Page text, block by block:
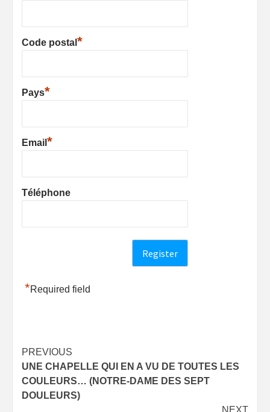
Code postal *
Pays*
Email *
Téléphone
*Required field
Post
navigation
PREVIOUS
UNE CHAPELLE QUI EN A VU DE TOUTES LES
COULEURS… (NOTRE-DAME DES SEPT
DOULEURS)